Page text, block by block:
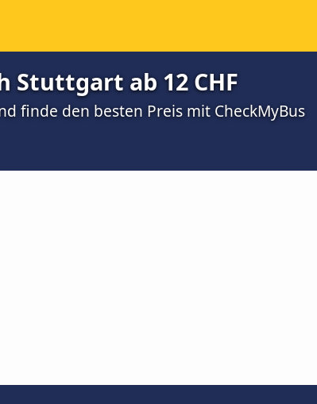
Stuttgart ab 12 CHF
finde den besten Preis mit CheckMyBus